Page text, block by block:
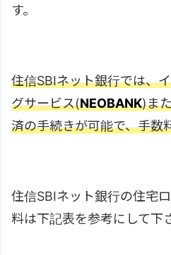
す。
住信SBIネット銀行では、
グサービス(NEOBANK)ま
済の手続きが可能で、手数
住信SBIネット銀行の住宅
料は下記表を参考にして下